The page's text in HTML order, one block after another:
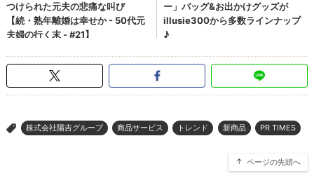
> 株式会社陽吉グループ 商品サービス トレンド 新商品 PR TIMES
ページの先頭へ